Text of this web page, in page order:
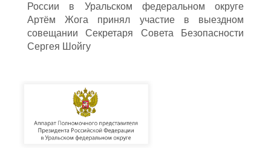
России в Уральском федеральном округе
Артём Жога принял участие в выездном
совещании Секретаря Совета Безопасности
Сергея Шойгу